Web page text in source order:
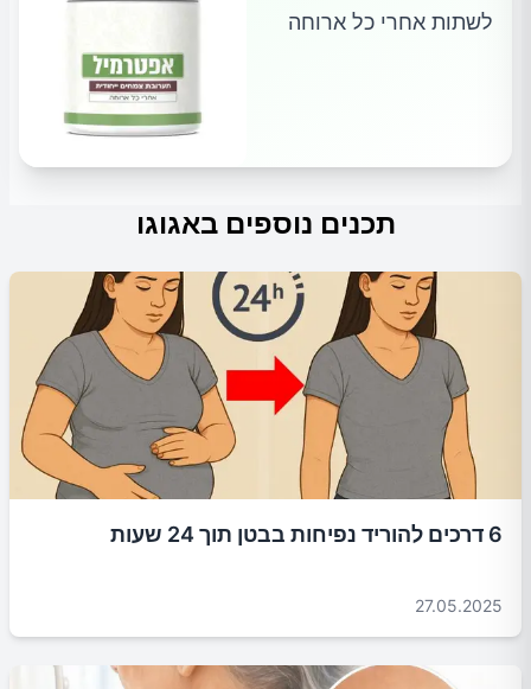
לשתות אחרי כל ארוחה
תכנים נוספים באגוגו
6 דרכים להוריד נפיחות בבטן תוך 24 שעות
27.05.2025